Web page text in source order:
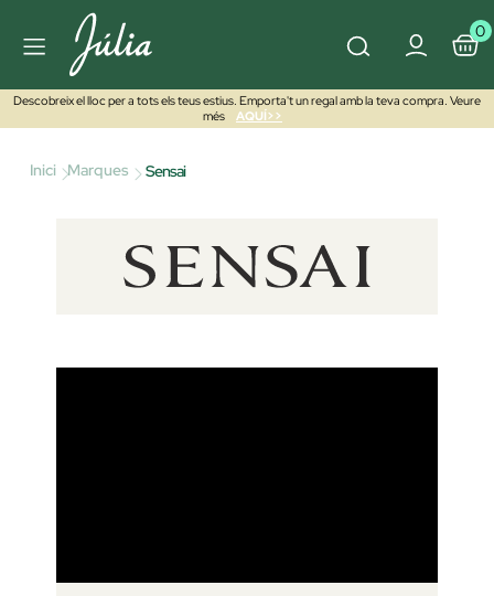
0
Descobreix el lloc per a tots els teus estius. Emporta't un regal amb la teva compra. Veure
més
AQUÍ>>
Inici Marques Sensai